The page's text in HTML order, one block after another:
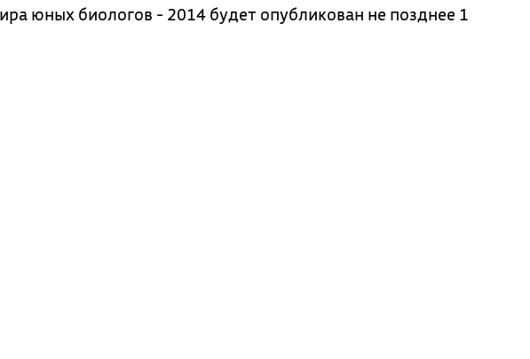
юных биологов - 2014 будет опубликован не позднее 1